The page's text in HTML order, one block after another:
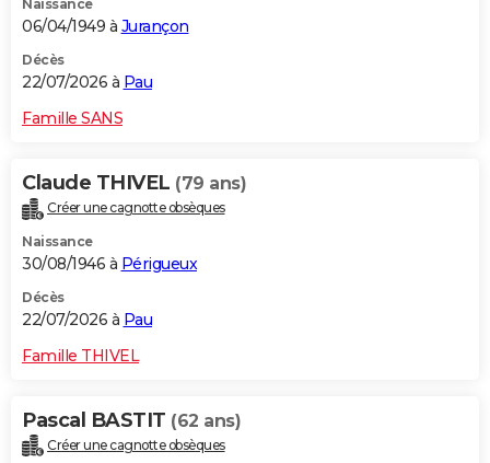
Naissance
06/04/1949 à Jurançon
Décès
22/07/2026 à Pau
Famille SANS
Claude THIVEL (79 ans)
Créer une cagnotte obsèques
Naissance
30/08/1946 à Périgueux
Décès
22/07/2026 à Pau
Famille THIVEL
Pascal BASTIT (62 ans)
Créer une cagnotte obsèques